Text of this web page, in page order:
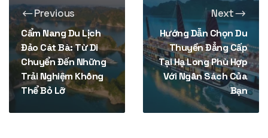
Previous
Cẩm Nang Du Lịch
Đảo Cát Bà: Từ Di
Chuyển Đến Những
Trải Nghiệm Không
Thể Bỏ Lỡ
Next
Hướng Dẫn Chọn Du
Thuyền Đẳng Cấp
Tại Hạ Long Phù Hợp
Với Ngân Sách Của
Bạn